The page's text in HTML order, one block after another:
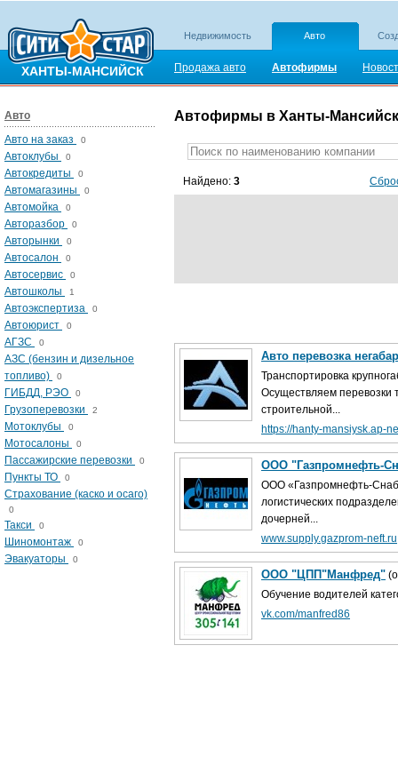
ХАНТЫ-МАНСИЙСК
Недвижимость Авто
Продажа авто Автофирмы
Авто
Авто на заказ
0
Автоклубы 0
Автокредиты 0
Автомагазины 0
Автомойка 0
Авторазбор 0
Авторынки 0
Автосалон 0
Автосервис 0
Автошколы 1
Автоэкспертиза 0
Автоюрист 0
АГЗС 0
АЗС (бензин и дизельное
топливо)
0
ГИБДД, РЭО 0
Грузоперевозки 2
Мотоклубы 0
Мотосалоны 0
Пассажирские перевозки 0
Пункты ТО 0
Страхование (каско и осаго)
0
Такси 0
Шиномонтаж 0
Эвакуаторы 0
Автофирмы в Ханты-
Найдено: 3
Авто перевозка
Транспортировка
Осуществляем перевозки
строительной...
https://hanty-mansiysk.ap-
ООО "Газпромнефть-
ООО «Газпромнефть-
логистических
дочерней...
www.supply.gazprom-neft.ru
ООО "ЦПП"Манфред"
Обучение водителей
vk.com/manfred86